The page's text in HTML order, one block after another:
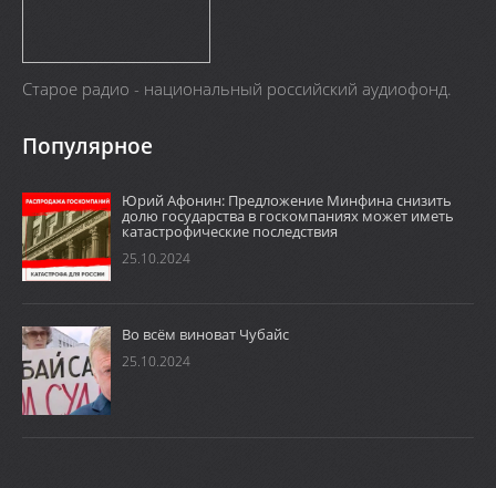
Старое радио - национальный российский аудиофонд.
Популярное
Юрий Афонин: Предложение Минфина снизить
долю государства в госкомпаниях может иметь
катастрофические последствия
25.10.2024
Во всём виноват Чубайс
25.10.2024